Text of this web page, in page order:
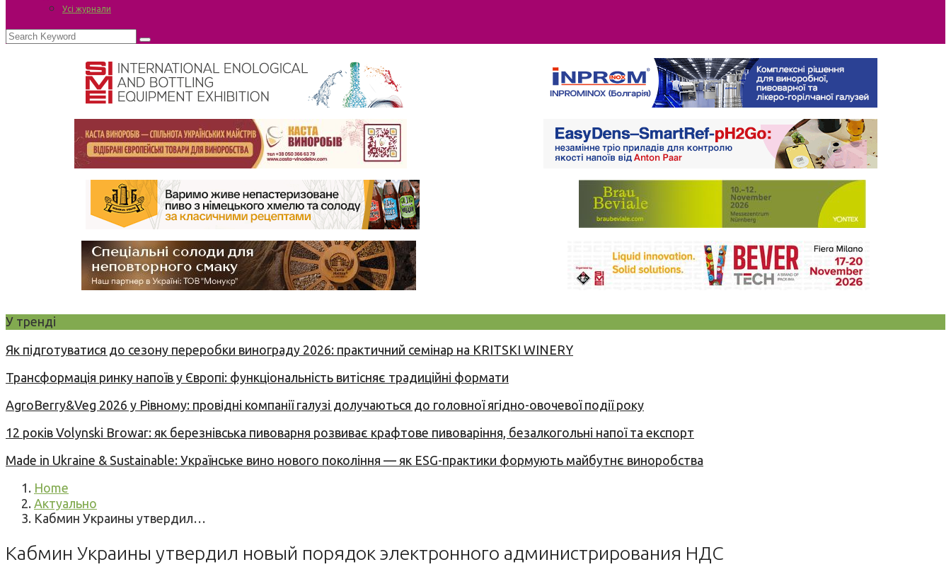
Усі журнали
У тренді
Як підготуватися до сезону переробки винограду 2026: практичний семінар на KRITSKI WINERY
Трансформація ринку напоїв у Європі: функціональність витісняє традиційні формати
AgroBerry&Veg 2026 у Рівному: провідні компанії галузі долучаються до головної ягідно-овочевої події року
12 років Volynski Browar: як березнівська пивоварня розвиває крафтове пивоваріння, безалкогольні напої та експорт
Made in Ukraine & Sustainable: Українське вино нового покоління — як ESG-практики формують майбутнє виноробства
Home
Актуально
Кабмин Украины утвердил…
Кабмин Украины утвердил новый порядок электронного администрирования НДС